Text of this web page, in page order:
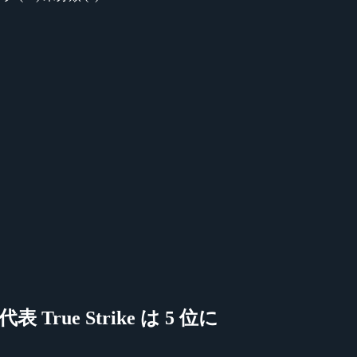
表 True Strike は 5 位に